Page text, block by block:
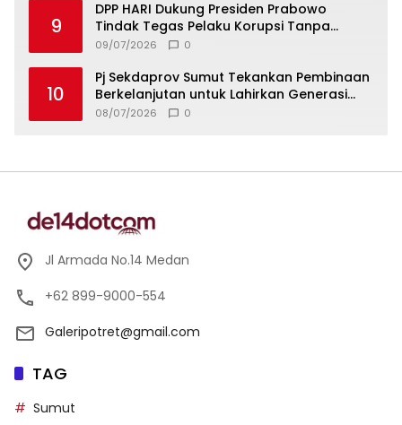
9
DPP HARI Dukung Presiden Prabowo
Tindak Tegas Pelaku Korupsi Tanpa
Tebang Pilih
09/07/2026 0
10
Pj Sekdaprov Sumut Tekankan Pembinaan
Berkelanjutan untuk Lahirkan Generasi
Qurani Berkarakter
08/07/2026 0
Jl Armada No.14 Medan
+62 899-9000-554
Galeripotret@gmail.com
TAG
Sumut